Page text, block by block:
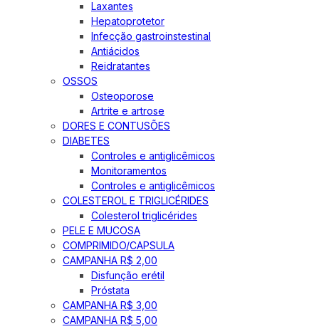
Laxantes
Hepatoprotetor
Infecção gastroinstestinal
Antiácidos
Reidratantes
OSSOS
Osteoporose
Artrite e artrose
DORES E CONTUSÕES
DIABETES
Controles e antiglicêmicos
Monitoramentos
Controles e antiglicêmicos
COLESTEROL E TRIGLICÉRIDES
Colesterol triglicérides
PELE E MUCOSA
COMPRIMIDO/CAPSULA
CAMPANHA R$ 2,00
Disfunção erétil
Próstata
CAMPANHA R$ 3,00
CAMPANHA R$ 5,00